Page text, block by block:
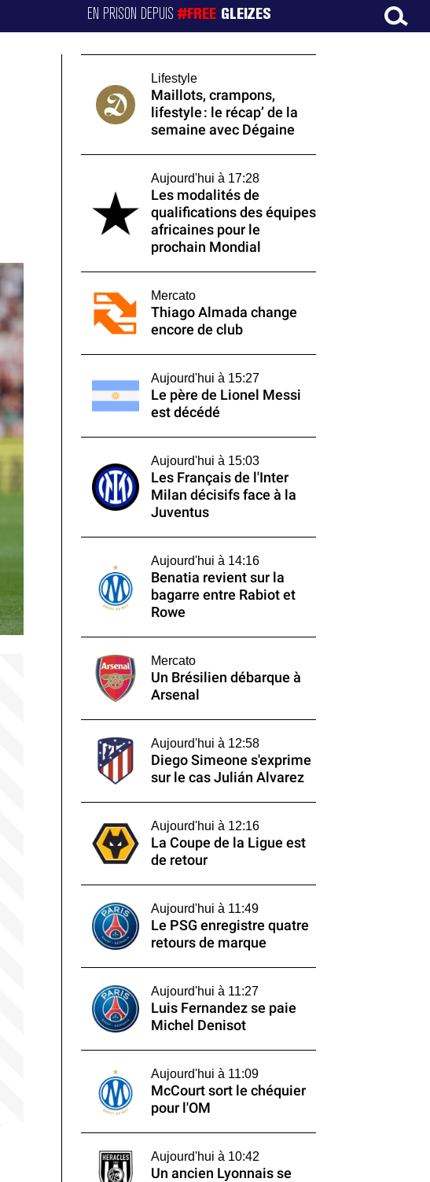
EN PRISON DEPUIS#FREE GLEIZES
Lifestyle
Maillots, crampons,
lifestyle : le récap’ de la
semaine avec Dégaine
Aujourd'hui à 17:28
Les modalités de
qualifications des équipes
africaines pour le
prochain Mondial
Mercato
Thiago Almada change
encore de club
Aujourd'hui à 15:27
Le père de Lionel Messi
est décédé
Aujourd'hui à 15:03
Les Français de l'Inter
Milan décisifs face à la
Juventus
Aujourd'hui à 14:16
Benatia revient sur la
bagarre entre Rabiot et
Rowe
Mercato
Un Brésilien débarque à
Arsenal
Aujourd'hui à 12:58
Diego Simeone s'exprime
sur le cas Julián Alvarez
Aujourd'hui à 12:16
La Coupe de la Ligue est
de retour
Aujourd'hui à 11:49
Le PSG enregistre quatre
retours de marque
Aujourd'hui à 11:27
Luis Fernandez se paie
Michel Denisot
Aujourd'hui à 11:09
McCourt sort le chéquier
pour l'OM
Aujourd'hui à 10:42
Un ancien Lyonnais se